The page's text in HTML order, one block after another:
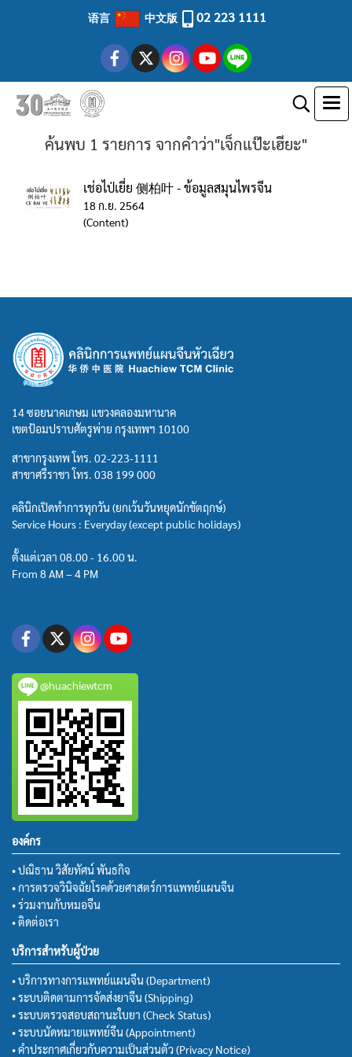
语言 中文版 02 223 1111
ค้นพบ 1 รายการ จากคำว่า"เจ็กแป๊ะเฮียะ"
เช่อไป่เยี่ย 侧柏叶 - ข้อมูลสมุนไพรจีน
18 ก.ย. 2564
(Content)
14 ซอยนาคเกษม แขวงคลองมหานาค
เขตป้อมปราบศัตรูพ่าย กรุงเทพฯ 10100
สาขากรุงเทพ โทร. 02-223-1111
สาขาศรีราชา โทร. 038 199 000
คลินิกเปิดทำการทุกวัน (ยกเว้นวันหยุดนักขัตฤกษ์)
Service Hours : Everyday (except public holidays)
ตั้งแต่เวลา 08.00 - 16.00 น.
From 8 AM – 4 PM
@huachiewtcm
องค์กร
• ปณิธาน วิสัยทัศน์ พันธกิจ
• การตรวจวินิจฉัยโรคด้วยศาสตร์การแพทย์แผนจีน
• ร่วมงานกับหมอจีน
• ติดต่อเรา
บริการสำหรับผู้ป่วย
• บริการทางการแพทย์แผนจีน (Department)
• ระบบติดตามการจัดส่งยาจีน (Shipping)
• ระบบตรวจสอบสถานะใบยา (Check Status)
• ระบบนัดหมายแพทย์จีน (Appointment)
• คำประกาศเกี่ยวกับความเป็นส่วนตัว (Privacy Notice)